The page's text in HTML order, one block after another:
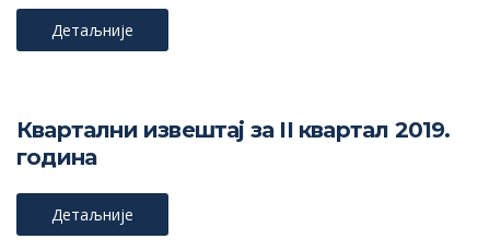
Детаљније
Квартални извештај за II квартал 2019.
година
Детаљније